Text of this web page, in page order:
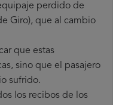
perdido de
Giro), que al cambio
que estas
sino que el pasajero
sufrido.
los recibos de los